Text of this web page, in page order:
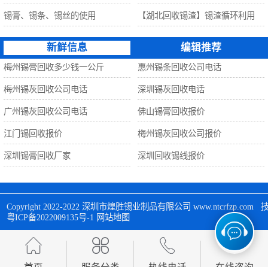
锡膏、锡条、锡丝的使用 【湖北回收锡渣】锡渣循环利用
新鲜信息 编辑推荐
梅州锡膏回收多少钱一公斤 惠州锡条回收公司电话
梅州锡灰回收公司电话 深圳锡灰回收电话
广州锡灰回收公司电话 佛山锡膏回收报价
江门锡回收报价 梅州锡灰回收公司报价
深圳锡膏回收厂家 深圳回收锡线报价
Copyright 2022-2022 深圳市煌胜锡业制品有限公司 www.ntcrfzp.com
粤ICP备2022009135号-1 网站地图